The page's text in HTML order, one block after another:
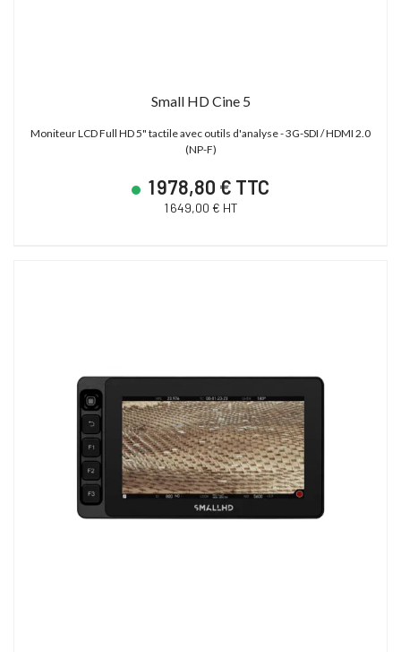
Small HD Cine 5
Moniteur LCD Full HD 5" tactile avec outils d'analyse - 3G-SDI / HDMI 2.0
(NP-F)
1 978,80 € TTC
1 649,00 € HT